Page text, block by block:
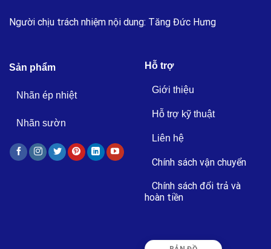
Người chịu trách nhiệm nội dung: Tăng Đức Hưng
Sản phẩm
Nhãn ép nhiệt
Nhãn sườn
Hỗ trợ
Giới thiệu
Hỗ trợ kỹ thuật
Liên hệ
Chính sách vận chuyển
Chính sách đổi trả và
hoàn tiền